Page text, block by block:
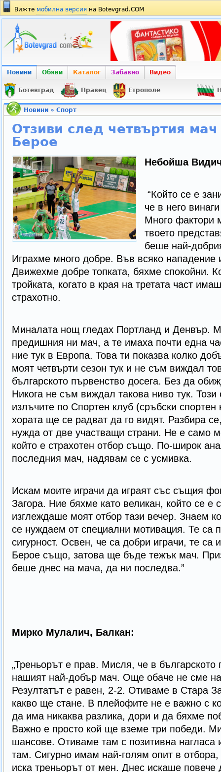
Вижте мобилна версия на Botevgrad.COM
Новини Обяви Каталог Забавно Видео
Ботевград Правец Етрополе
Новини» Спорт
Отзиви след четвъртия
Берое
Небойша
“Който се е
че в него
Много фактори
твоето
беше най-
Играхме много добре. Във всяко
Движехме добре топкатa, бяхме спокойни.
тройката, когато в края на третата част
страхотно.
Миналата нощ гледах Портланд и Денвър.
предишния ни мач, а те имаха почти една
ние тук в Европа. Това ти показва колко
моят четвърти сезон тук и не съм виждал
българското първенство досега. Без да
Никога не съм виждал такова ниво тук. Този
излъчите по Спортен клуб (сръбски
хората ще се радват да го видят. Разбира
нужда от две участващи страни. Не е само
който е страхотен отбор също. По-широк
последния мач, надявам се с усмивка.
Искам моите играчи да играят със същия
Загора. Ние бяхме като великан, който се е
изглеждаше моят отбор тази вечер. Знаем
се нуждаем от специални мотивация. Те са
сигурност. Освен, че са добри играчи, те са
Берое също, затова ще бъде тежък мач.
беше днес на мача, да ни последва.”
Мирко Мулалич, Балкан:
„Треньорът е прав. Мисля, че в българското
нашият най-добър мач. Още обаче не сме
Резултатът е равен, 2-2. Отиваме в Стара
какво ще стане. В плейофите не е важно с
да има никаква разлика, дори и да бяхме
Важно е просто кой ще вземе три победи.
шансове. Отиваме там с позитивна
там. Сигурно имам най-голям опит в отбора,
иска треньорът от мен. Днес искаше повече